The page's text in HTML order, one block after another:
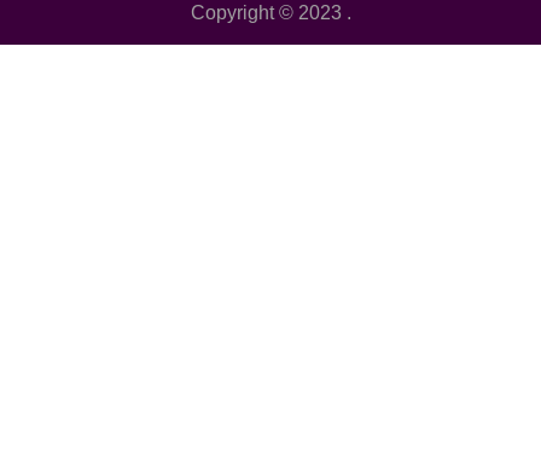
Copyright © 2023 .